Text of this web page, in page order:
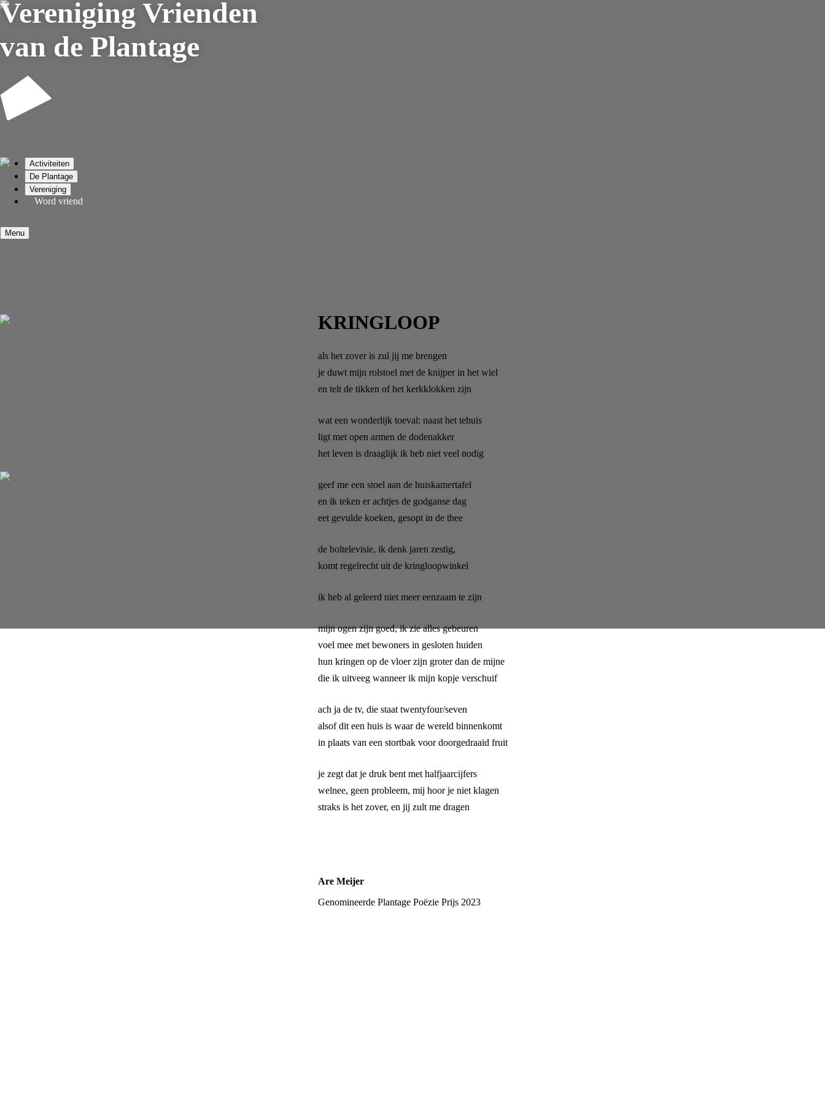
Vereniging Vrienden
van de Plantage
Activiteiten
De Plantage
Vereniging
Word vriend
Menu
KRINGLOOP
als het zover is zul jij me brengen
je duwt mijn rolstoel met de knijper in het wiel
en telt de tikken of het kerkklokken zijn
wat een wonderlijk toeval: naast het tehuis
ligt met open armen de dodenakker
het leven is draaglijk ik heb niet veel nodig
geef me een stoel aan de huiskamertafel
en ik teken er achtjes de godganse dag
eet gevulde koeken, gesopt in de thee
de boltelevisie, ik denk jaren zestig,
komt regelrecht uit de kringloopwinkel
ik heb al geleerd niet meer eenzaam te zijn
mijn ogen zijn goed, ik zie alles gebeuren
voel mee met bewoners in gesloten huiden
hun kringen op de vloer zijn groter dan de mijne
die ik uitveeg wanneer ik mijn kopje verschuif
ach ja de tv, die staat twentyfour/seven
alsof dit een huis is waar de wereld binnenkomt
in plaats van een stortbak voor doorgedraaid fruit
je zegt dat je druk bent met halfjaarcijfers
welnee, geen probleem, mij hoor je niet klagen
straks is het zover, en jij zult me dragen
Are Meijer
Genomineerde Plantage Poëzie Prijs 2023